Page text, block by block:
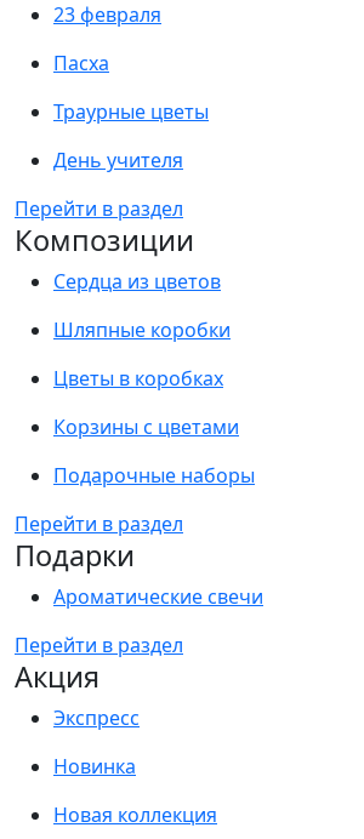
23 февраля
Пасха
Траурные цветы
День учителя
Перейти в раздел
Композиции
Сердца из цветов
Шляпные коробки
Цветы в коробках
Корзины с цветами
Подарочные наборы
Перейти в раздел
Подарки
Ароматические свечи
Перейти в раздел
Акция
Экспресс
Новинка
Новая коллекция